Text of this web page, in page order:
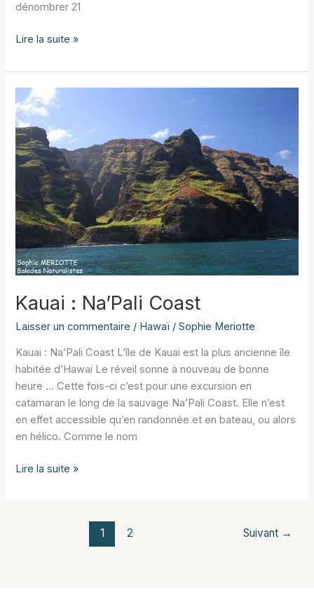
dénombrer 21
Observer
dauphins
à
Tenerife
Lire la suite »
Kauai : Na’Pali Coast
Laisser un commentaire / Hawaï /Sophie Meriotte
Kauai : Na’Pali Coast L’île de Kauai est la plus ancienne île
habitée d’Hawai Le réveil sonne à nouveau de bonne
heure … Cette fois-ci c’est pour une excursion en
catamaran le long de la sauvage Na’Pali Coast. Elle n’est
en effet accessible qu’en randonnée et en bateau, ou alors
en hélico. Comme le nom
Kauai
Lire la suite »
1 2 Suivant →